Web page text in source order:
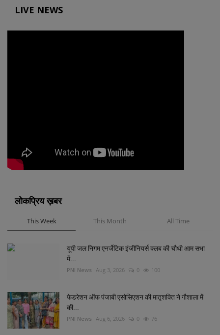
LIVE NEWS
लोकप्रिय ख़बर
This Week This Month All Time
यूपी जल निगम एनर्जेटिक इंजीनियर्स क्लब की चौथी आम सभा
में...
PNI News Aug 3, 2026 0 100
फेडरेशन ऑफ पंजाबी एसोसिएशन की मातृशक्ति ने गौशाला में
की...
PNI News Aug 6, 2026 0 76